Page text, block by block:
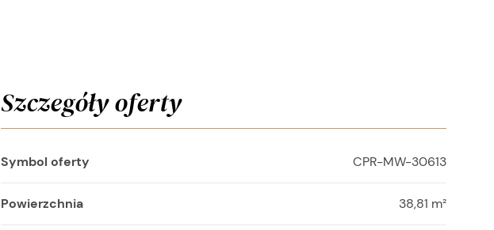
Szczegóły oferty
Symbol oferty CPR-MW-30613
Powierzchnia 38,81 m²